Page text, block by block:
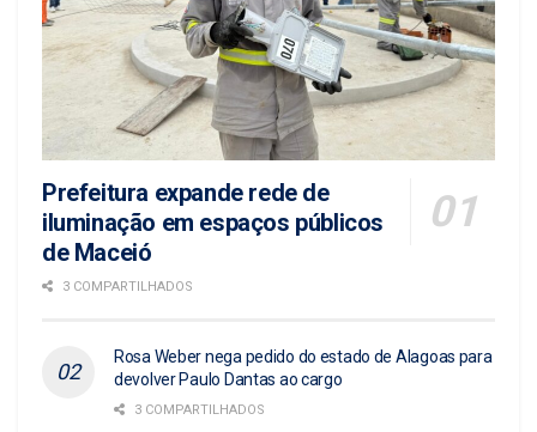
Prefeitura expande rede de
iluminação em espaços públicos
de Maceió
3 COMPARTILHADOS
Rosa Weber nega pedido do estado de Alagoas para
devolver Paulo Dantas ao cargo
3 COMPARTILHADOS